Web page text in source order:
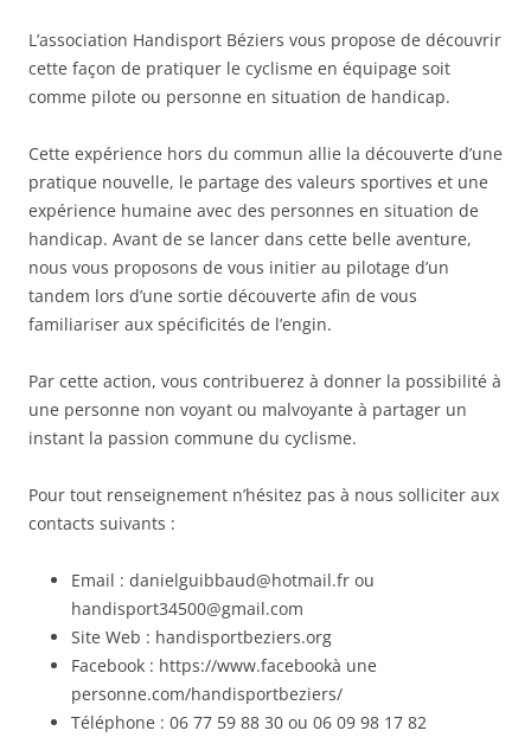
L’association Handisport Béziers vous propose de découvrir
cette façon de pratiquer le cyclisme en équipage soit
comme pilote ou personne en situation de handicap.
Cette expérience hors du commun allie la découverte d’une
pratique nouvelle, le partage des valeurs sportives et une
expérience humaine avec des personnes en situation de
handicap. Avant de se lancer dans cette belle aventure,
nous vous proposons de vous initier au pilotage d’un
tandem lors d’une sortie découverte afin de vous
familiariser aux spécificités de l’engin.
Par cette action, vous contribuerez à donner la possibilité à
une personne non voyant ou malvoyante à partager un
instant la passion commune du cyclisme.
Pour tout renseignement n’hésitez pas à nous solliciter aux
contacts suivants :
Email : danielguibbaud@hotmail.fr ou
handisport34500@gmail.com
Site Web : handisportbeziers.org
Facebook : https://www.facebookà une
personne.com/handisportbeziers/
Téléphone : 06 77 59 88 30 ou 06 09 98 17 82